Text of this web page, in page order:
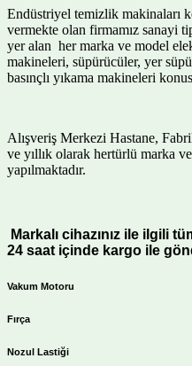
Endüstriyel temizlik makinaları
vermekte olan firmamız sanayi
yer alan her marka ve model
makineleri, süpürücüler, yer
basınçlı yıkama makineleri
Alışveriş Merkezi Hastane,
ve yıllık olarak hertürlü marka
yapılmaktadır.
Markalı cihazınız ile ilgili
24 saat içinde kargo ile
Vakum Motoru
Fırça
Nozul Lastiği